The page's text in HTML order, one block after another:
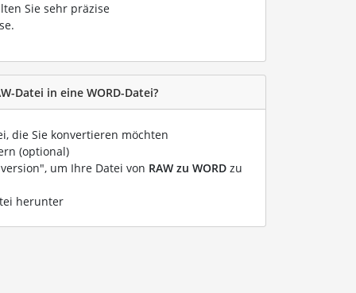
Sie sehr präzise
Datei in eine WORD-Datei?
die Sie konvertieren möchten
(optional)
um Ihre Datei von RAW zu WORD zu
herunter